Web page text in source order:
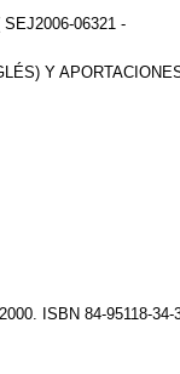
06321 -
Y
ISBN 84-95118-34-